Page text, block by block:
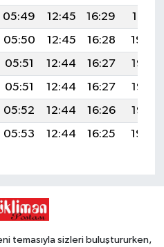
05:49 12:45 16:29
19:31
05:50 12:45 16:28
19:30
05:51 12:44 16:27
19:28
05:51 12:44 16:27
19:27
05:52 12:44 16:26
19:25
05:53 12:44 16:25 19:24
temasıyla sizleri buluştururken,